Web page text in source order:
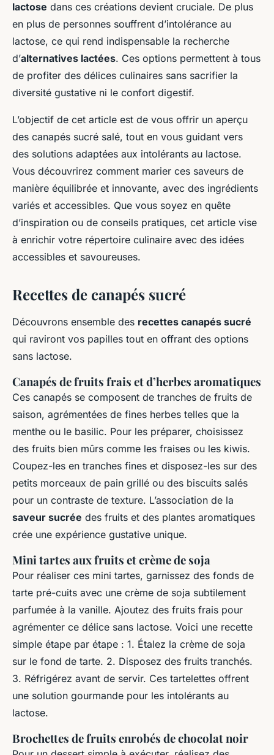
lactose dans ces créations devient cruciale. De plus
en plus de personnes souffrent d’intolérance au
lactose, ce qui rend indispensable la recherche
d’alternatives lactées. Ces options permettent à tous
de profiter des délices culinaires sans sacrifier la
diversité gustative ni le confort digestif.
L’objectif de cet article est de vous offrir un aperçu
des canapés sucré salé, tout en vous guidant vers
des solutions adaptées aux intolérants au lactose.
Vous découvrirez comment marier ces saveurs de
manière équilibrée et innovante, avec des ingrédients
variés et accessibles. Que vous soyez en quête
d’inspiration ou de conseils pratiques, cet article vise
à enrichir votre répertoire culinaire avec des idées
accessibles et savoureuses.
Recettes de canapés sucré
Découvrons ensemble des recettes canapés sucré
qui raviront vos papilles tout en offrant des options
sans lactose.
Canapés de fruits frais et d’herbes aromatiques
Ces canapés se composent de tranches de fruits de
saison, agrémentées de fines herbes telles que la
menthe ou le basilic. Pour les préparer, choisissez
des fruits bien mûrs comme les fraises ou les kiwis.
Coupez-les en tranches fines et disposez-les sur des
petits morceaux de pain grillé ou des biscuits salés
pour un contraste de texture. L’association de la
saveur sucrée des fruits et des plantes aromatiques
crée une expérience gustative unique.
Mini tartes aux fruits et crème de soja
Pour réaliser ces mini tartes, garnissez des fonds de
tarte pré-cuits avec une crème de soja subtilement
parfumée à la vanille. Ajoutez des fruits frais pour
agrémenter ce délice sans lactose. Voici une recette
simple étape par étape : 1. Étalez la crème de soja
sur le fond de tarte. 2. Disposez des fruits tranchés.
3. Réfrigérez avant de servir. Ces tartelettes offrent
une solution gourmande pour les intolérants au
lactose.
Brochettes de fruits enrobés de chocolat noir